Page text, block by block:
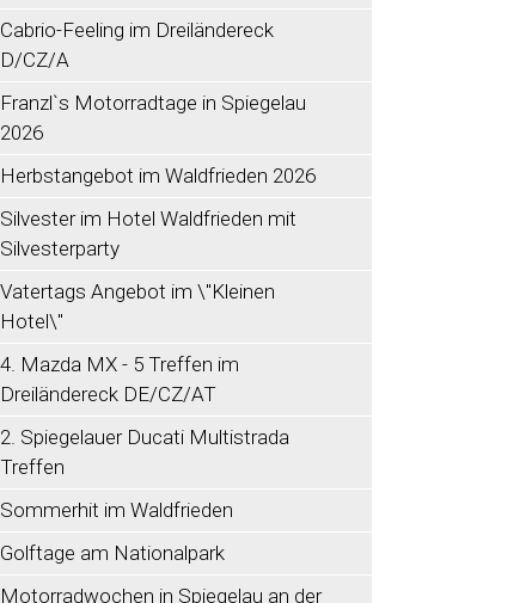
Cabrio-Feeling im Dreiländereck
D/CZ/A
Franzl`s Motorradtage in Spiegelau
2026
Herbstangebot im Waldfrieden 2026
Silvester im Hotel Waldfrieden mit
Silvesterparty
Vatertags Angebot im \"Kleinen
Hotel\"
4. Mazda MX - 5 Treffen im
Dreiländereck DE/CZ/AT
2. Spiegelauer Ducati Multistrada
Treffen
Sommerhit im Waldfrieden
Golftage am Nationalpark
Motorradwochen in Spiegelau an der